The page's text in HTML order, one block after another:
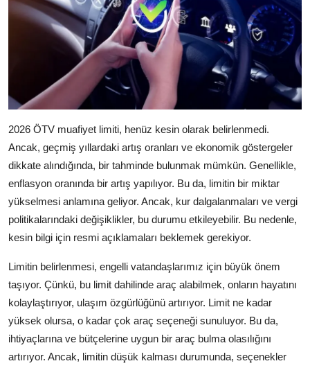
2026 ÖTV muafiyet limiti, henüz kesin olarak belirlenmedi.
Ancak, geçmiş yıllardaki artış oranları ve ekonomik göstergeler
dikkate alındığında, bir tahminde bulunmak mümkün. Genellikle,
enflasyon oranında bir artış yapılıyor. Bu da, limitin bir miktar
yükselmesi anlamına geliyor. Ancak, kur dalgalanmaları ve vergi
politikalarındaki değişiklikler, bu durumu etkileyebilir. Bu nedenle,
kesin bilgi için resmi açıklamaları beklemek gerekiyor.
Limitin belirlenmesi, engelli vatandaşlarımız için büyük önem
taşıyor. Çünkü, bu limit dahilinde araç alabilmek, onların hayatını
kolaylaştırıyor, ulaşım özgürlüğünü artırıyor. Limit ne kadar
yüksek olursa, o kadar çok araç seçeneği sunuluyor. Bu da,
ihtiyaçlarına ve bütçelerine uygun bir araç bulma olasılığını
artırıyor. Ancak, limitin düşük kalması durumunda, seçenekler